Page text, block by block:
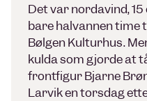
Det var nordavind,
bare halvannen time
Bølgen Kulturhus.
kulda som gjorde at
frontfigur Bjarne
Larvik en torsdag